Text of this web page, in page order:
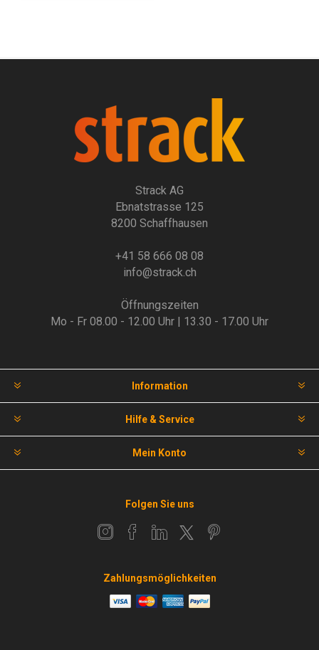
Strack AG
Ebnatstrasse 125
8200 Schaffhausen
+41 58 666 08 08
info@strack.ch
Öffnungszeiten
Mo - Fr 08.00 - 12.00 Uhr | 13.30 - 17.00 Uhr
Information
Hilfe & Service
Mein Konto
Folgen Sie uns
Zahlungsmöglichkeiten